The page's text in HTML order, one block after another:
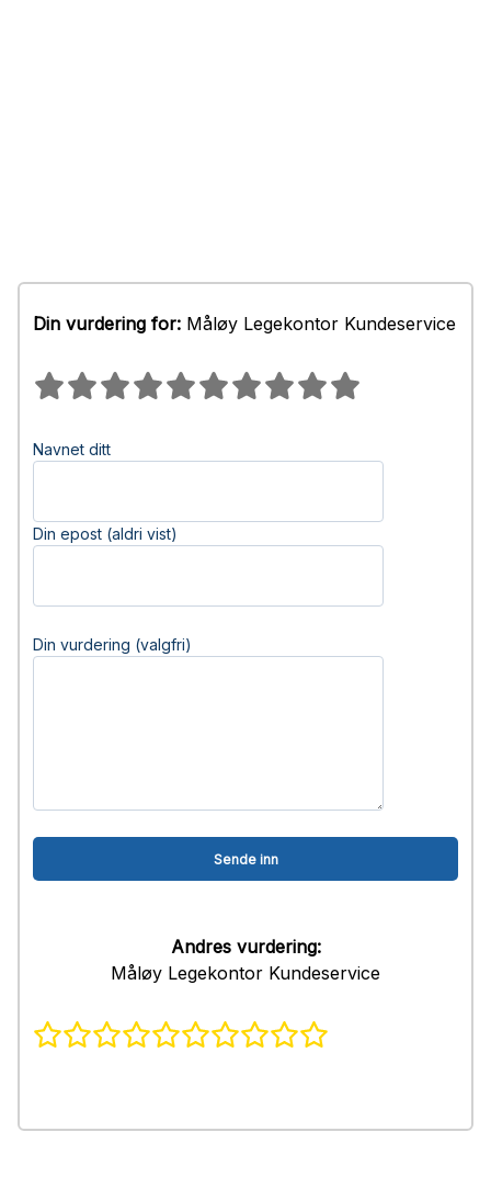
Din vurdering for: Måløy Legekontor Kundeservice
Navnet ditt
Din epost (aldri vist)
Din vurdering (valgfri)
Andres vurdering:
Måløy Legekontor Kundeservice